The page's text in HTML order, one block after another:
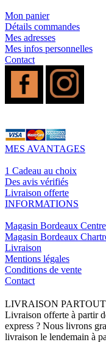
Mon panier
Détails commandes
Mes adresses
Mes infos personnelles
Contact
MES AVANTAGES
1 Cadeau au choix
Des avis vérifiés
Livraison offerte
INFORMATIONS
Magasin Bordeaux Centre
Magasin Bordeaux
Livraison
Mentions légales
Conditions de vente
Contact
LIVRAISON
Livraison offerte à partir
express ? Nous livrons
livraison le lendemain à